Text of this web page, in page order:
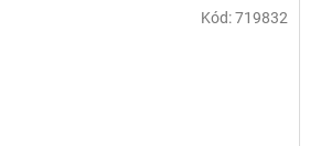
Kód:719832